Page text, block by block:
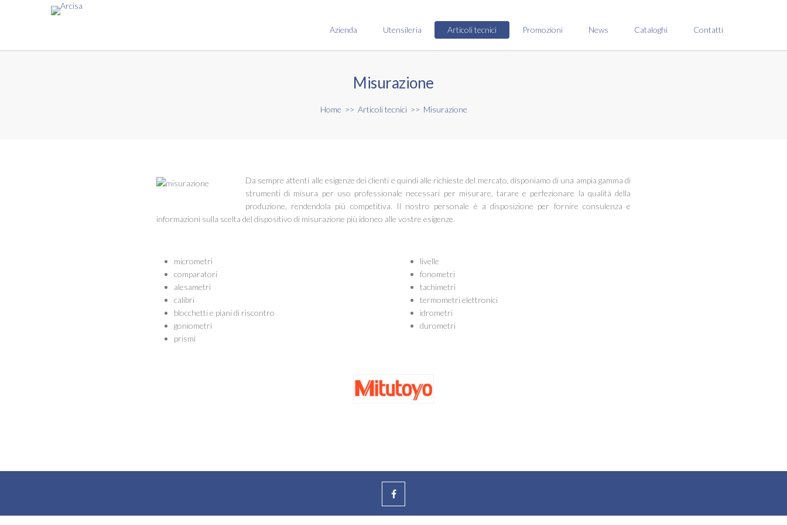
Azienda Utensileria Articoli tecnici Promozioni News Cataloghi Contatti
Misurazione
Home >> Articoli tecnici >> Misurazione
Da sempre attenti alle esigenze dei clienti e quindi alle richieste del mercato, disponiamo di una ampia gamma di
strumenti di misura per uso professionale necessari per misurare, tarare e perfezionare la qualità della
produzione, rendendola più competitiva. Il nostro personale è a disposizione per fornire consulenza e
informazioni sulla scelta del dispositivo di misurazione più idoneo alle vostre esigenze.
micrometri
comparatori
alesametri
calibri
blocchetti e piani di riscontro
goniometri
prismi
livelle
fonometri
tachimetri
termometri elettronici
idrometri
durometri